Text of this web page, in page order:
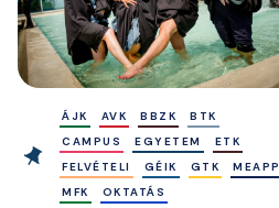
ÁJK AVK BBZK
BTK
CAMPUS
EGYETEM
ETK
FELVÉTELI
GÉIK GTK
MEAPP
MFK
OKTATÁS